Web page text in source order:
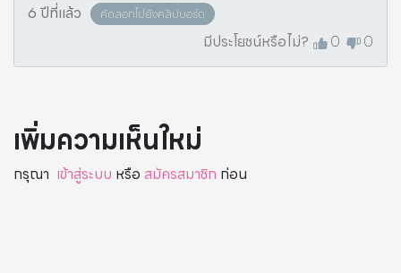
6 ปีที่แล้ว คัดลอกไปยังคลิปบอร์ด
มีประโยชน์หรือไม่? 0 0
เพิ่มความเห็นใหม่
กรุณา เข้าสู่ระบบ หรือ สมัครสมาชิก ก่อน